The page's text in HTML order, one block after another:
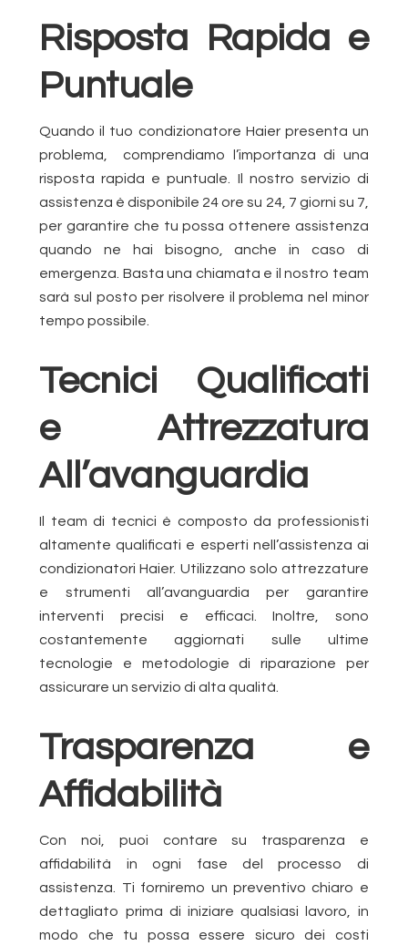
Risposta Rapida e
Puntuale
Quando il tuo condizionatore Haier presenta un
problema, comprendiamo l’importanza di una
risposta rapida e puntuale. Il nostro servizio di
assistenza è disponibile 24 ore su 24, 7 giorni su 7,
per garantire che tu possa ottenere assistenza
quando ne hai bisogno, anche in caso di
emergenza. Basta una chiamata e il nostro team
sarà sul posto per risolvere il problema nel minor
tempo possibile.
Tecnici Qualificati
e Attrezzatura
All’avanguardia
Il team di tecnici è composto da professionisti
altamente qualificati e esperti nell’assistenza ai
condizionatori Haier. Utilizzano solo attrezzature
e strumenti all’avanguardia per garantire
interventi precisi e efficaci. Inoltre, sono
costantemente aggiornati sulle ultime
tecnologie e metodologie di riparazione per
assicurare un servizio di alta qualità.
Trasparenza e
Affidabilità
Con noi, puoi contare su trasparenza e
affidabilità in ogni fase del processo di
assistenza. Ti forniremo un preventivo chiaro e
dettagliato prima di iniziare qualsiasi lavoro, in
modo che tu possa essere sicuro dei costi